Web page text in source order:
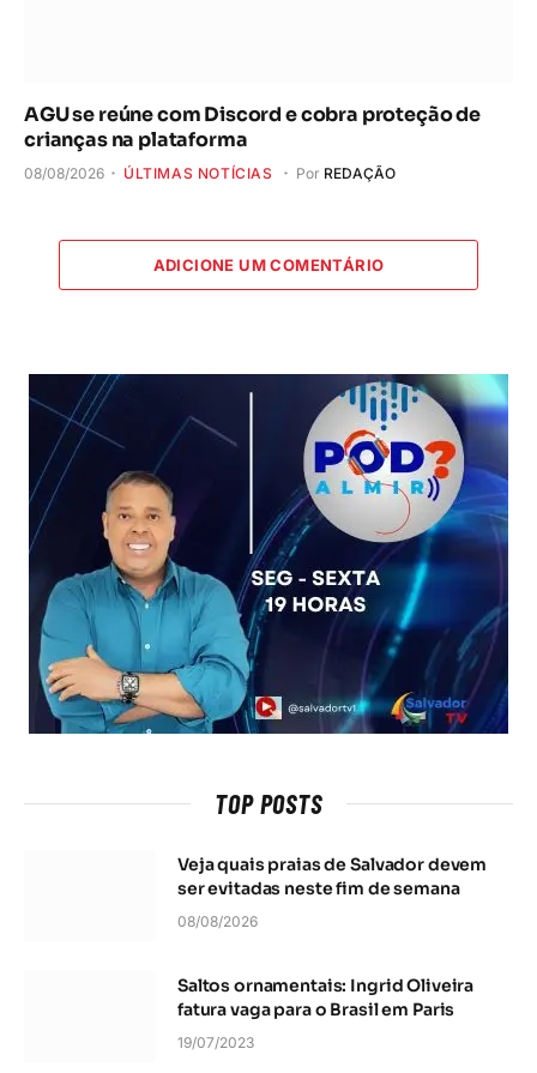
AGU se reúne com Discord e cobra proteção de
crianças na plataforma
08/08/2026 ÚLTIMAS NOTÍCIAS Por REDAÇÃO
ADICIONE UM COMENTÁRIO
TOP POSTS
Veja quais praias de Salvador devem
ser evitadas neste fim de semana
08/08/2026
Saltos ornamentais: Ingrid Oliveira
fatura vaga para o Brasil em Paris
19/07/2023